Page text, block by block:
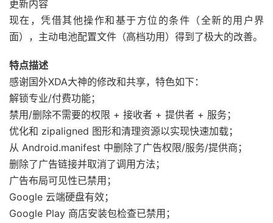
更新内容
现在，凭借其他操作和基于方位的条件（全新的用户界
面），主动电池配置文件（高档功用）得到了极大的改善。
特点描述
感谢国外XDA大神的修改和共享，特色如下：
解锁专业/付费功能；
禁用/删除不需要的权限 + 接收者 + 提供者 + 服务；
优化和 zipaligned 图形和清理资源以实现快速加载；
从 Android.manifest 中删除了广告权限/服务/提供商；
删除了广告链接并取消了调用方法；
广告布局可见性已禁用；
Google 云端硬盘有效；
Google Play 商店安装包检查已禁用；